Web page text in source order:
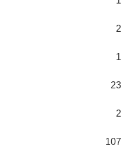
2
1
23
2
107